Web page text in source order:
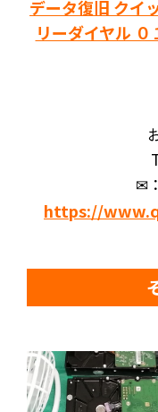
データ復旧 クイ
リーダイヤル ０
✉：
https://